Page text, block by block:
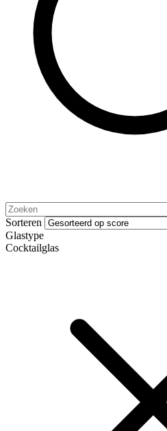
Sorteren
Glastype
Cocktailglas